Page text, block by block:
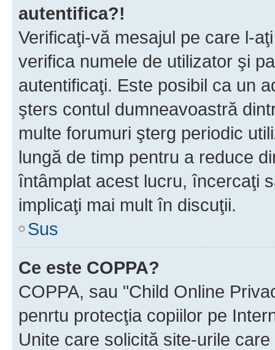
autentifica?!
Verificaţi-vă mesajul pe care l-
verifica numele de utilizator şi
autentificaţi. Este posibil ca un
şters contul dumneavoastră
multe forumuri şterg periodic
lungă de timp pentru a reduce
întâmplat acest lucru, încercaţi
implicaţi mai mult în discuţii.
Sus
Ce este COPPA?
COPPA, sau "Child Online
penrtu protecţia copiilor pe
Unite care solicită site-urile